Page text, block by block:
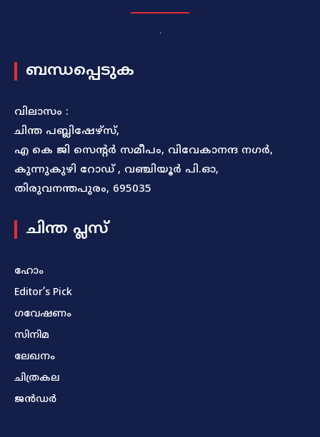
.
ബന്ധപ്പെടുക
വിലാസം :
ചിന്ത പബ്ലിഷേഴ്സ്,
എ കെ ജി സെന്റർ സമീപം, വിവേകാനന്ദ നഗർ,
കുന്നുകുഴി റോഡ് , വഞ്ചിയൂർ പി.ഓ,
തിരുവനന്തപുരം, 695035
ചിന്ത പ്ലസ്
ഹോം
Editor’s Pick
ഗവേഷണം
സിനിമ
ലേഖനം
ചിത്രകല
ജൻഡർ